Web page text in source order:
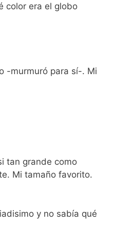
color era el globo
-murmuró para sí-. Mi
tan grande como
Mi tamaño favorito.
y no sabía qué